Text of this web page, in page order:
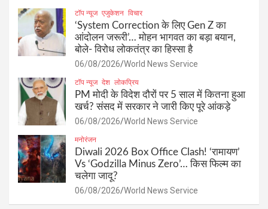
टॉप न्यूज एजुकेशन विचार
‘System Correction के लिए Gen Z का
आंदोलन जरूरी’… मोहन भागवत का बड़ा बयान,
बोले- विरोध लोकतंत्र का हिस्सा है
06/08/2026 World News Service
टॉप न्यूज देश लोकप्रिय
PM मोदी के विदेश दौरों पर 5 साल में कितना हुआ
खर्च? संसद में सरकार ने जारी किए पूरे आंकड़े
06/08/2026 World News Service
मनोरंजन
Diwali 2026 Box Office Clash! ‘रामायण’
Vs ‘Godzilla Minus Zero’… किस फिल्म का
चलेगा जादू?
06/08/2026 World News Service